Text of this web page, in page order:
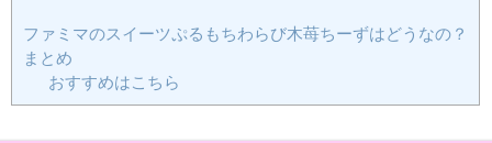
ファミマのスイーツぷるもちわらび木苺ちーずはどうなの？
まとめ
おすすめはこちら